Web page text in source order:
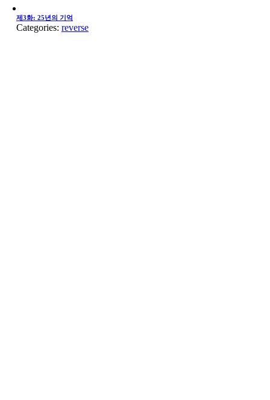
제3화: 25년의 기억
Categories: reverse